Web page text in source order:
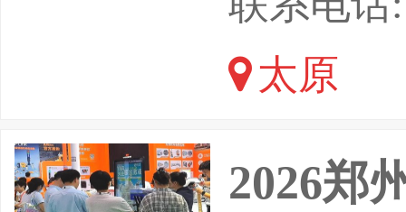
展，共
观。紫
太原
2026郑